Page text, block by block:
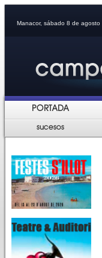
Manacor, sábado 8 de agosto